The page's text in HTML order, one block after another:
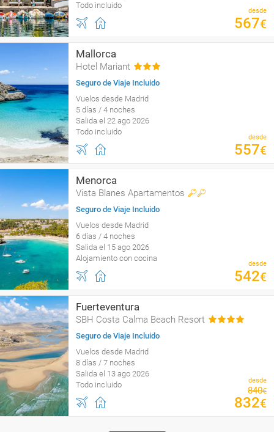
Todo incluido
desde
567€
Mallorca
Hotel Mariant
Seguro de Viaje Incluido
Vuelos desde Madrid
5 días / 4 noches
Salida el 22 ago 2026
Todo incluido
desde
557€
Menorca
Vista Blanes Apartamentos
Seguro de Viaje Incluido
Vuelos desde Madrid
6 días / 4 noches
Salida el 15 ago 2026
Alojamiento con cocina
desde
542€
Fuerteventura
SBH Costa Calma Beach Resort
Seguro de Viaje Incluido
Vuelos desde Madrid
8 días / 7 noches
Salida el 13 ago 2026
Todo incluido
desde
840€
832€